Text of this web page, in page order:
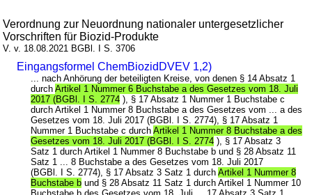
Verordnung zur Neuordnung nationaler untergesetzlicher
Vorschriften für Biozid-Produkte
V. v. 18.08.2021 BGBl. I S. 3706
Eingangsformel ChemBiozidDVEV 1,2)
... nach Anhörung der beteiligten Kreise, von denen § 14 Absatz 1
durchArtikel 1 Nummer 6 Buchstabe a des Gesetzes vom 18. Juli
2017 (BGBl. I S. 2774 ), § 17 Absatz 1 Nummer 1 Buchstabe c
durch Artikel 1 Nummer 8 Buchstabe a des Gesetzes vom ... a des
Gesetzes vom 18. Juli 2017 (BGBl. I S. 2774), § 17 Absatz 1
Nummer 1 Buchstabe c durchArtikel 1 Nummer 8 Buchstabe a des
Gesetzes vom 18. Juli 2017 (BGBl. I S. 2774 ), § 17 Absatz 3
Satz 1 durch Artikel 1 Nummer 8 Buchstabe b und § 28 Absatz 11
Satz 1 ... 8 Buchstabe a des Gesetzes vom 18. Juli 2017
(BGBl. I S. 2774), § 17 Absatz 3 Satz 1 durchArtikel 1 Nummer 8
Buchstabe b und § 28 Absatz 11 Satz 1 durch Artikel 1 Nummer 10